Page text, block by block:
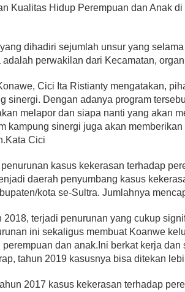
Kualitas Hidup Perempuan dan Anak
dihadiri sejumlah unsur yang
adalah perwakilan dari Kecamatan,
Cici Ita Ristianty mengatakan,
sinergi. Dengan adanya program
melapor dan siapa nanti yang akan
kampung sinergi juga akan
Cici
kasus kekerasan terhadap
daerah penyumbang kasus
kota se-Sultra. Jumlahnya
2018, terjadi penurunan yang cukup
ini sekaligus membuat Koanwe
perempuan dan anak.Ini berkat kerja
tahun 2019 kasusnya bisa ditekan
2017 kasus kekerasan terhadap